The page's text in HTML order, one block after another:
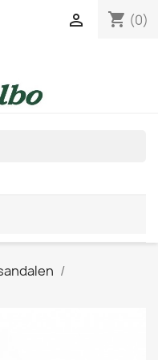
shopping_cart (0)
